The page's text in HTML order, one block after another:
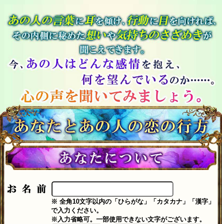
※ 全角10文字以内の「ひらがな」「カタカナ」「漢字」
で入力ください。
※入力省略可。一部使用できない文字がございます。